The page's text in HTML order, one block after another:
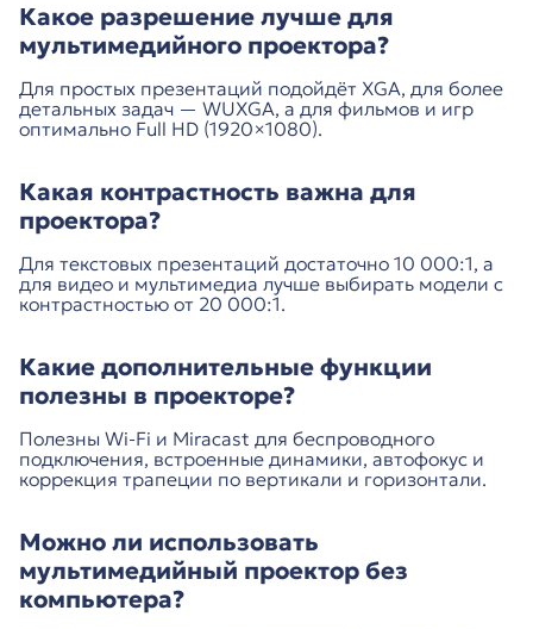
Какое разрешение лучше для
мультимедийного проектора?
Для простых презентаций подойдёт XGA, для более
детальных задач — WUXGA, а для фильмов и игр
оптимально Full HD (1920×1080).
Какая контрастность важна для
проектора?
Для текстовых презентаций достаточно 10 000:1, а
для видео и мультимедиа лучше выбирать модели с
контрастностью от 20 000:1.
Какие дополнительные функции
полезны в проекторе?
Полезны Wi-Fi и Miracast для беспроводного
подключения, встроенные динамики, автофокус и
коррекция трапеции по вертикали и горизонтали.
Можно ли использовать
мультимедийный проектор без
компьютера?